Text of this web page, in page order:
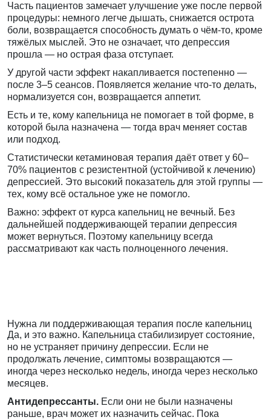
Часть пациентов замечает улучшение уже после первой
процедуры: немного легче дышать, снижается острота
боли, возвращается способность думать о чём-то, кроме
тяжёлых мыслей. Это не означает, что депрессия
прошла — но острая фаза отступает.
У другой части эффект накапливается постепенно —
после 3–5 сеансов. Появляется желание что-то делать,
нормализуется сон, возвращается аппетит.
Есть и те, кому капельница не помогает в той форме, в
которой была назначена — тогда врач меняет состав
или подход.
Статистически кетаминовая терапия даёт ответ у 60–
70% пациентов с резистентной (устойчивой к лечению)
депрессией. Это высокий показатель для этой группы —
тех, кому всё остальное уже не помогло.
Важно: эффект от курса капельниц не вечный. Без
дальнейшей поддерживающей терапии депрессия
может вернуться. Поэтому капельницу всегда
рассматривают как часть полноценного лечения.
Нужна ли поддерживающая терапия после капельниц
Да, и это важно. Капельница стабилизирует состояние,
но не устраняет причину депрессии. Если не
продолжать лечение, симптомы возвращаются —
иногда через несколько недель, иногда через несколько
месяцев.
Антидепрессанты. Если они не были назначены
раньше, врач может их назначить сейчас. Пока